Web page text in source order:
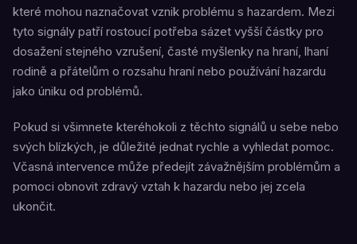
které mohou naznačovat vznik problému s hazardem. Mezi
tyto signály patří rostoucí potřeba sázet vyšší částky pro
dosažení stejného vzrušení, časté myšlenky na hraní, lhaní
rodině a přátelům o rozsahu hraní nebo používání hazardu
jako úniku od problémů.
Pokud si všimnete kteréhokoli z těchto signálů u sebe nebo
svých blízkých, je důležité jednat rychle a vyhledat pomoc.
Včasná intervence může předejít závažnějším problémům a
pomoci obnovit zdravý vztah k hazardu nebo jej zcela
ukončit.